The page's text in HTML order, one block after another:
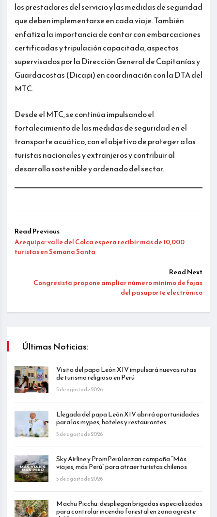
los prestadores del servicio y las medidas de seguridad
que deben implementarse en cada viaje. También
enfatiza la importancia de contar con embarcaciones
certificadas y tripulación capacitada, aspectos
supervisados por la Dirección General de Capitanías y
Guardacostas (Dicapi) en coordinación con la DTA del
MTC.
Desde el MTC, se continúa impulsando el
fortalecimiento de las medidas de seguridad en el
transporte acuático, con el objetivo de proteger a los
turistas nacionales y extranjeros y contribuir al
desarrollo sostenible y ordenado del sector.
Read Previous
Arequipa: valle del Colca espera recibir más de 10,000
turistas en Semana Santa
Read Next
Congresista propone ampliar número mínimo de fojas
del pasaporte electrónico
Últimas Noticias:
Visita del papa León XIV impulsará nuevas rutas
de turismo religioso en Perú
5 de agosto de 2026
Llegada del papa León XIV abrirá oportunidades
para las mypes, hoteles y restaurantes
5 de agosto de 2026
Sky Airline y PromPerú lanzan campaña “Más
viajes, más Perú” para atraer turistas chilenos
5 de agosto de 2026
Machu Picchu: despliegan brigadas especializadas
para controlar incendio forestal en zona agreste